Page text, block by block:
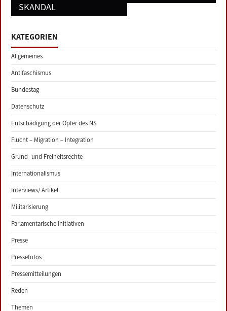
SKANDAL
KATEGORIEN
Allgemeines
Antifaschismus
Bundestag
Datenschutz
Entschädigung der Opfer des NS
Flucht – Migration – Integration
Grund- und Freiheitsrechte
Internationalismus
Interviews/ Artikel
Militarisierung
Parlamentarische Initiativen
Presse
Pressefotos
Pressemitteilungen
Reden
Themen